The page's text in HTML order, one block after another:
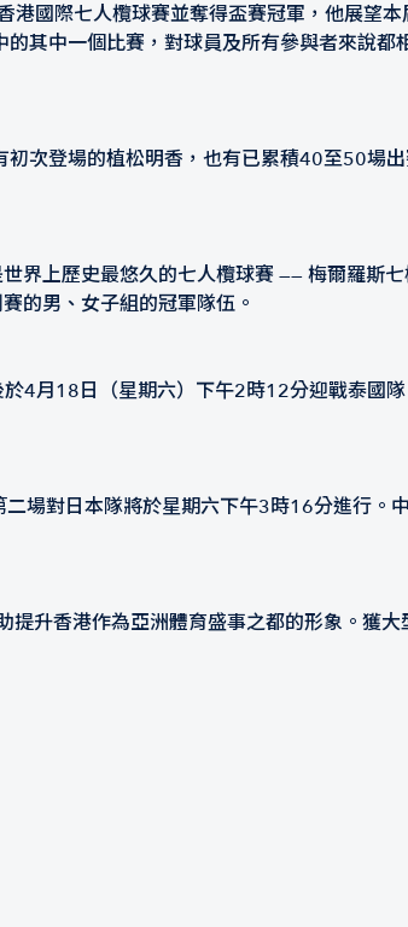
國際七人欖球賽並奪得盃賽冠軍，他展望
其中一個比賽，對球員及所有參與者來說
次登場的植松明香，也有已累積40至50場
界上歷史最悠久的七人欖球賽 —— 梅爾羅斯
的男、女子組的冠軍隊伍。
4月18日（星期六）下午2時12分迎戰泰國
場對日本隊將於星期六下午3時16分進行。
升香港作為亞洲體育盛事之都的形象。獲